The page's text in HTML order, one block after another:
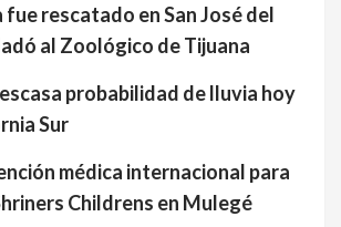
rescatado en San José del
al Zoológico de Tijuana
probabilidad de lluvia hoy
Sur
médica internacional para
Childrens en Mulegé